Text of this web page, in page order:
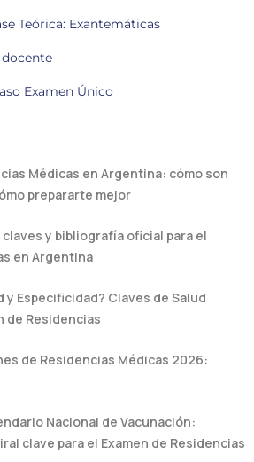
Teórica: Exantemáticas
Examen Único
Médicas en Argentina: cómo son
prepararte mejor
y bibliografía oficial para el
en Argentina
y Especificidad? Claves de Salud
de Residencias
de Residencias Médicas 2026:
Nacional de Vacunación:
clave para el Examen de Residencias